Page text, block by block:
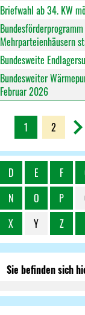
Briefwahl ab 34. KW
Mehrparteienhäusern
Bundesweite
Bundesweiter
Februar 2026
1 2
D E F
N O P
X Y Z
Sie befinden sich